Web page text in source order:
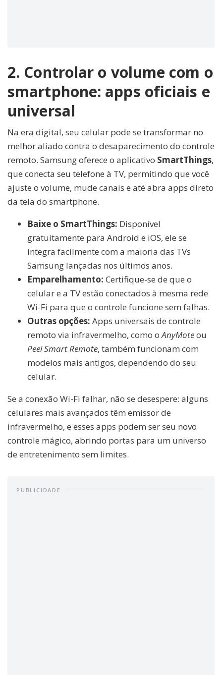
2. Controlar o volume com o
smartphone: apps oficiais e
universal
Na era digital, seu celular pode se transformar no
melhor aliado contra o desaparecimento do controle
remoto. Samsung oferece o aplicativo SmartThings,
que conecta seu telefone à TV, permitindo que você
ajuste o volume, mude canais e até abra apps direto
da tela do smartphone.
Baixe o SmartThings: Disponível
gratuitamente para Android e iOS, ele se
integra facilmente com a maioria das TVs
Samsung lançadas nos últimos anos.
Emparelhamento: Certifique-se de que o
celular e a TV estão conectados à mesma rede
Wi-Fi para que o controle funcione sem falhas.
Outras opções: Apps universais de controle
remoto via infravermelho, como oAnyMoteou
Peel Smart Remote, também funcionam com
modelos mais antigos, dependendo do seu
celular.
Se a conexão Wi-Fi falhar, não se desespere: alguns
celulares mais avançados têm emissor de
infravermelho, e esses apps podem ser seu novo
controle mágico, abrindo portas para um universo
de entretenimento sem limites.
PUBLICIDADE